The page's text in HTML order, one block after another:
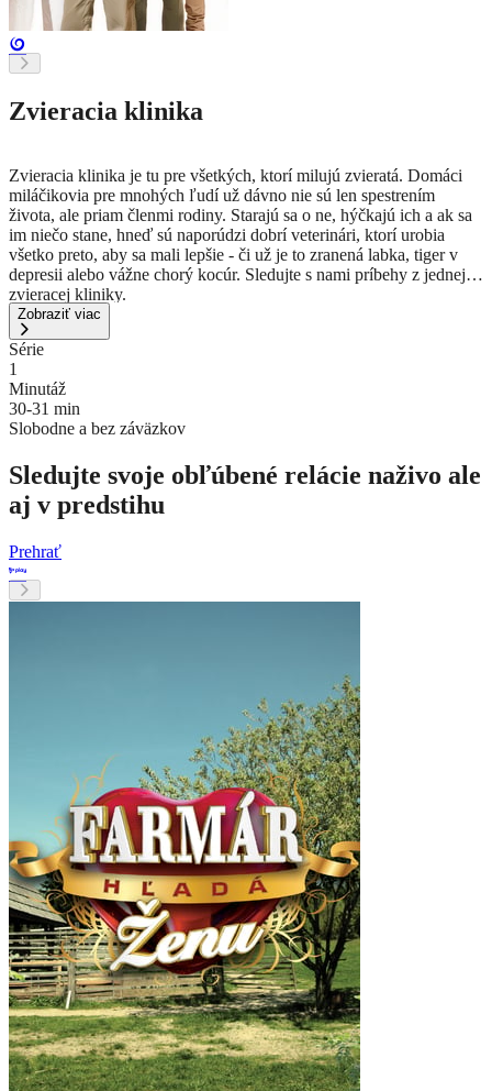
Zvieracia klinika
Zvieracia klinika je tu pre všetkých, ktorí milujú zvieratá. Domáci
miláčikovia pre mnohých ľudí už dávno nie sú len spestrením
života, ale priam členmi rodiny. Starajú sa o ne, hýčkajú ich a ak sa
im niečo stane, hneď sú naporúdzi dobrí veterinári, ktorí urobia
všetko preto, aby sa mali lepšie - či už je to zranená labka, tiger v
depresii alebo vážne chorý kocúr. Sledujte s nami príbehy z jednej
zvieracej kliniky.
Zobraziť viac
Série
1
Minutáž
30-31 min
Slobodne a bez záväzkov
Sledujte svoje obľúbené relácie naživo ale
aj v predstihu
Prehrať